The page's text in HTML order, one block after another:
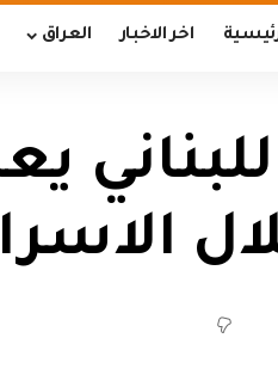
اخر الاخبار العراق